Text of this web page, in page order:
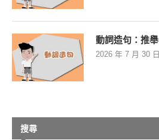
動詞造句：推舉
2026 年 7 月 30 日
搜尋